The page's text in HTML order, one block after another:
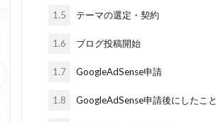
1.5 テーマの選定・契約
1.6 ブログ投稿開始
1.7 GoogleAdSense申請
1.8 GoogleAdSense申請後にしたこと